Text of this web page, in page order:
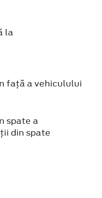
la
față a vehiculului
spate a
din spate